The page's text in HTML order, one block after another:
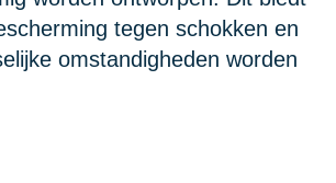
tegen schokken en
omstandigheden worden